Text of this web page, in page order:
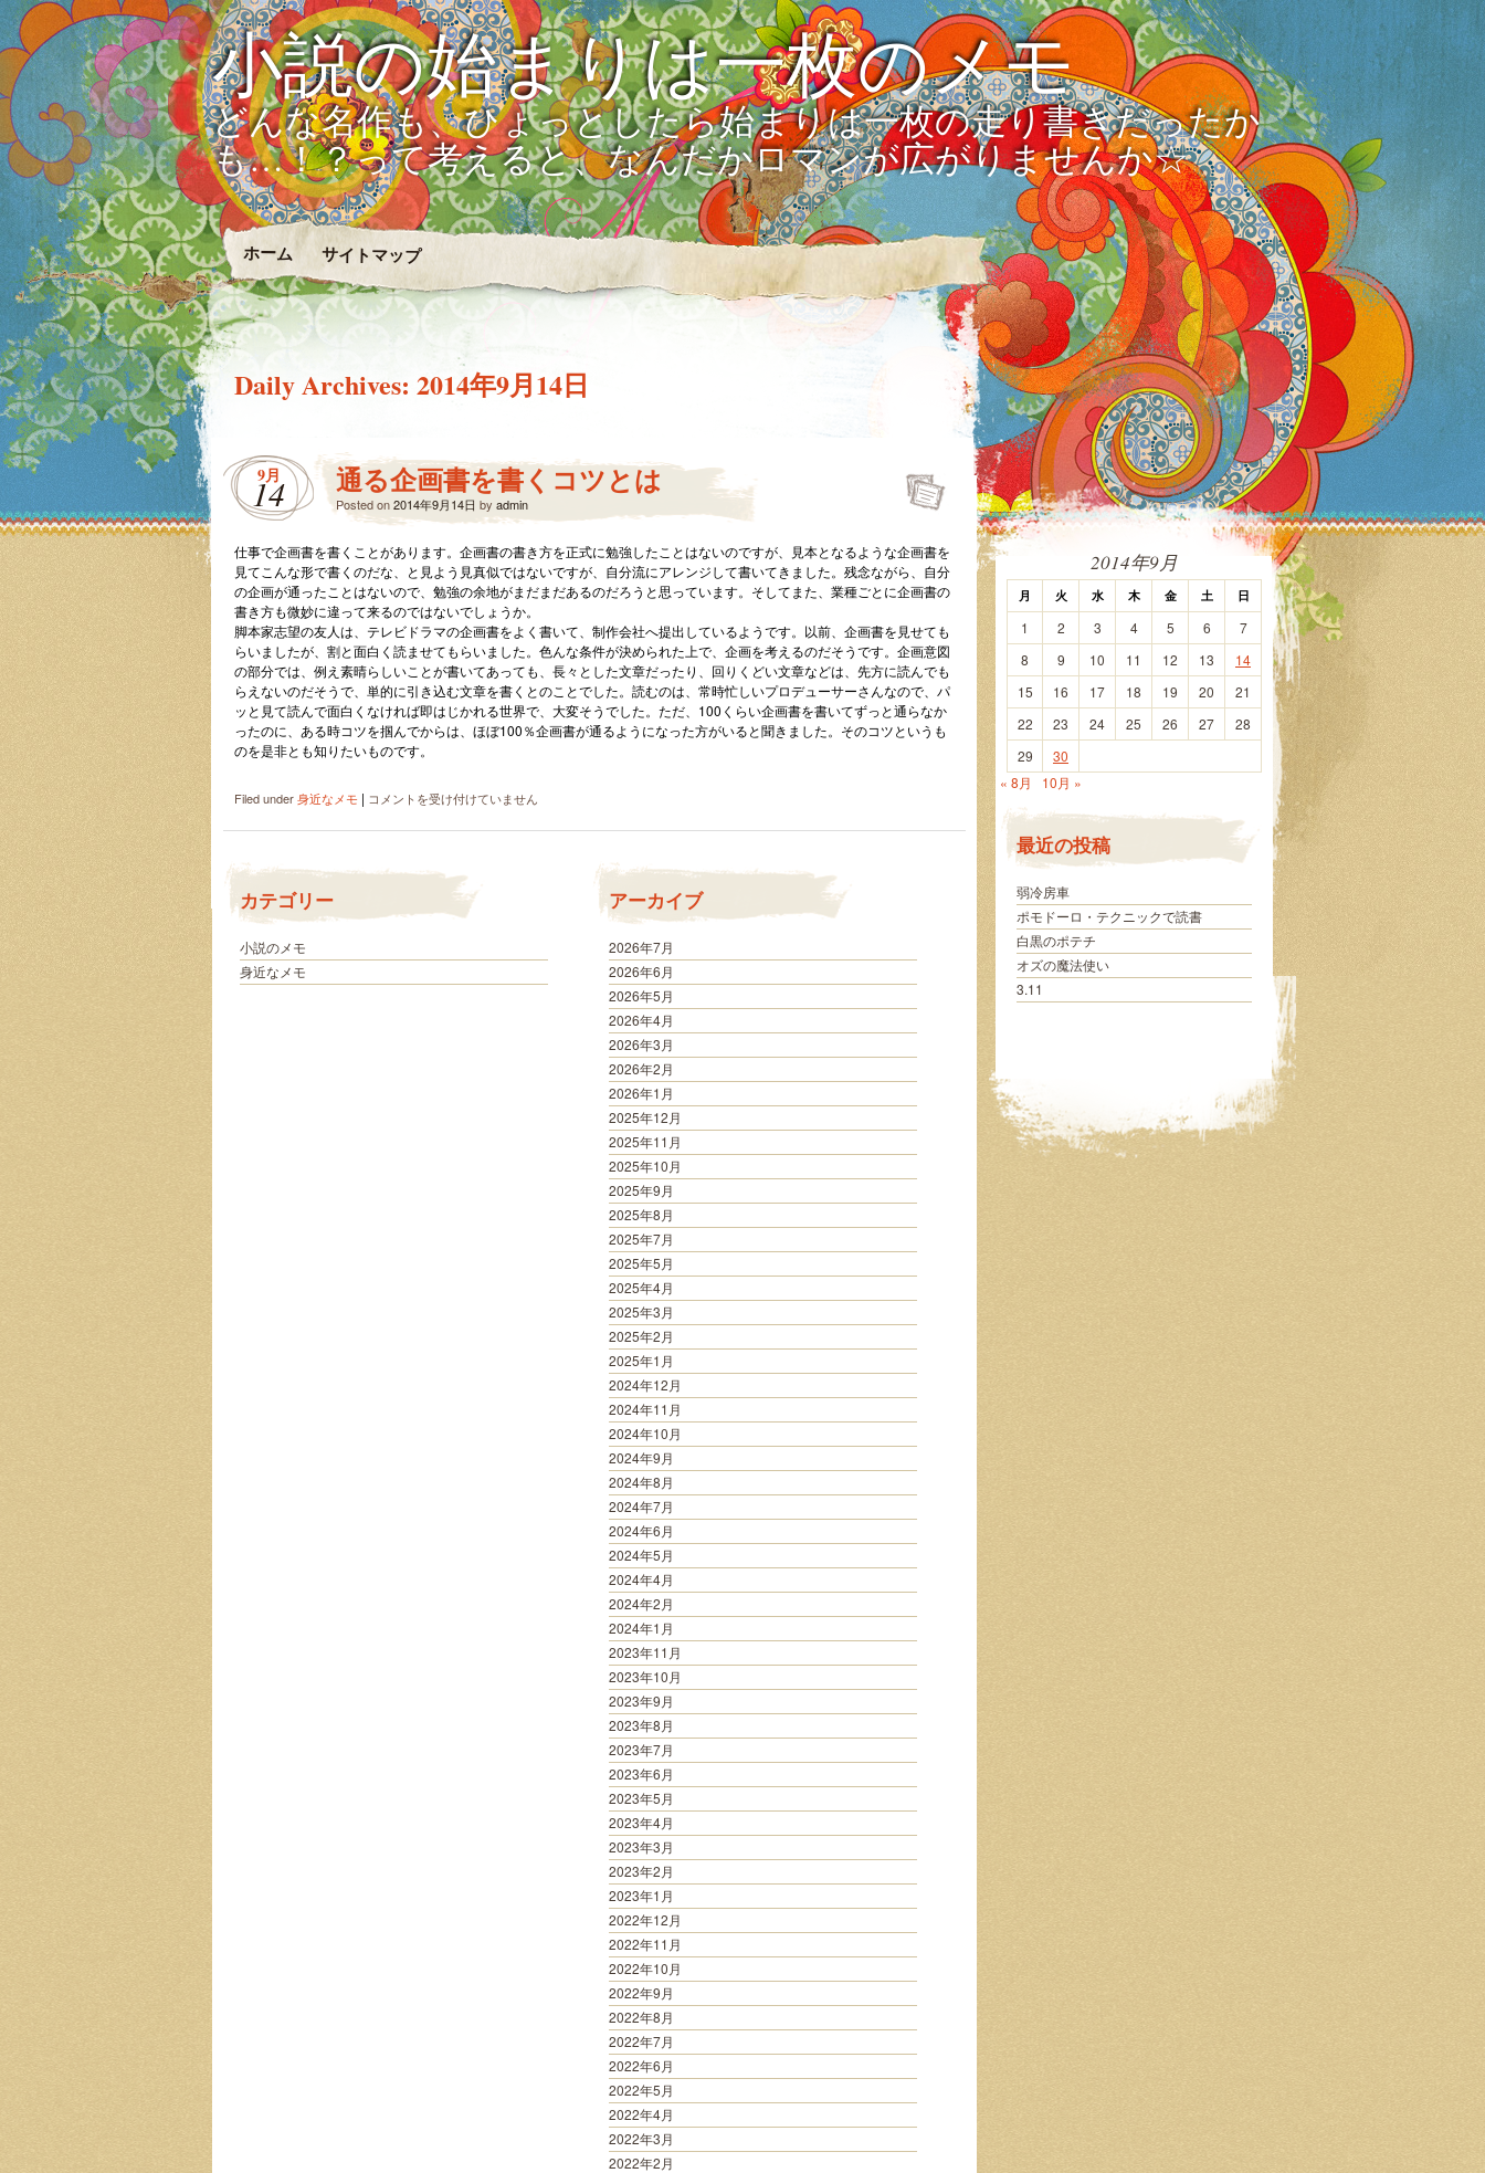
小説の始まりは一枚のメモ
どんな名作も、ひょっとしたら始まりは一枚の走り書きだったか
も…！？って考えると、なんだかロマンが広がりませんか☆
ホーム サイトマップ
Daily Archives: 2014年9月14日
9月
14 通る企画書を書くコツとは
Posted on2014年9月14日 by admin
仕事で企画書を書くことがあります。企画書の書き方を正式に勉強したことはないのですが、見本となるような企画書を
見てこんな形で書くのだな、と見よう見真似ではないですが、自分流にアレンジして書いてきました。残念ながら、自分
の企画が通ったことはないので、勉強の余地がまだまだあるのだろうと思っています。そしてまた、業種ごとに企画書の
書き方も微妙に違って来るのではないでしょうか。
脚本家志望の友人は、テレビドラマの企画書をよく書いて、制作会社へ提出しているようです。以前、企画書を見せても
らいましたが、割と面白く読ませてもらいました。色んな条件が決められた上で、企画を考えるのだそうです。企画意図
の部分では、例え素晴らしいことが書いてあっても、長々とした文章だったり、回りくどい文章などは、先方に読んでも
らえないのだそうで、単的に引き込む文章を書くとのことでした。読むのは、常時忙しいプロデューサーさんなので、パ
ッと見て読んで面白くなければ即はじかれる世界で、大変そうでした。ただ、100くらい企画書を書いてずっと通らなか
ったのに、ある時コツを掴んでからは、ほぼ100％企画書が通るようになった方がいると聞きました。そのコツというも
のを是非とも知りたいものです。
Filed under身近なメモ | 通
企
書
書
コ
コメントを受け付けていません
カテゴリー
小説のメモ
身近なメモ
アーカイブ
2026年7月
2026年6月
2026年5月
2026年4月
2026年3月
2026年2月
2026年1月
2025年12月
2025年11月
2025年10月
2025年9月
2025年8月
2025年7月
2025年5月
2025年4月
2025年3月
2025年2月
2025年1月
2024年12月
2024年11月
2024年10月
2024年9月
2024年8月
2024年7月
2024年6月
2024年5月
2024年4月
2024年2月
2024年1月
2023年11月
2023年10月
2023年9月
2023年8月
2023年7月
2023年6月
2023年5月
2023年4月
2023年3月
2023年2月
2023年1月
2022年12月
2022年11月
2022年10月
2022年9月
2022年8月
2022年7月
2022年6月
2022年5月
2022年4月
2022年3月
2022年2月
2014年9月
月 火 水 木 金 土 日
1 2 3 4 5 6
7
8
9 10 11 12 13
14
15
16 17 18 19 20
21
22
23 24 25 26 27
28
29
30
« 8月
10月 »
最近の投稿
弱冷房車
ポモドーロ・テクニックで読書
白黒のポテチ
オズの魔法使い
3.11